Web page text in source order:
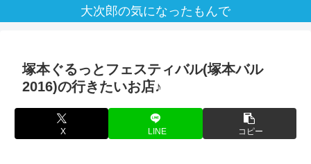
大次郎の気になったもんで
塚本ぐるっとフェスティバル(塚本バル
2016)の行きたいお店♪
X LINE コピー